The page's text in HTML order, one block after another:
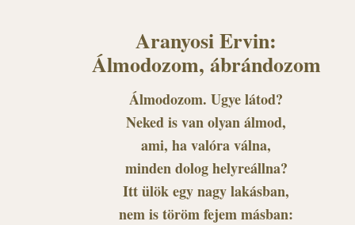
Aranyosi Ervin:
Álmodozom, ábrándozom
Álmodozom. Ugye látod?
Neked is van olyan álmod,
ami, ha valóra válna,
minden dolog helyreállna?
Itt ülök egy nagy lakásban,
nem is töröm fejem másban: